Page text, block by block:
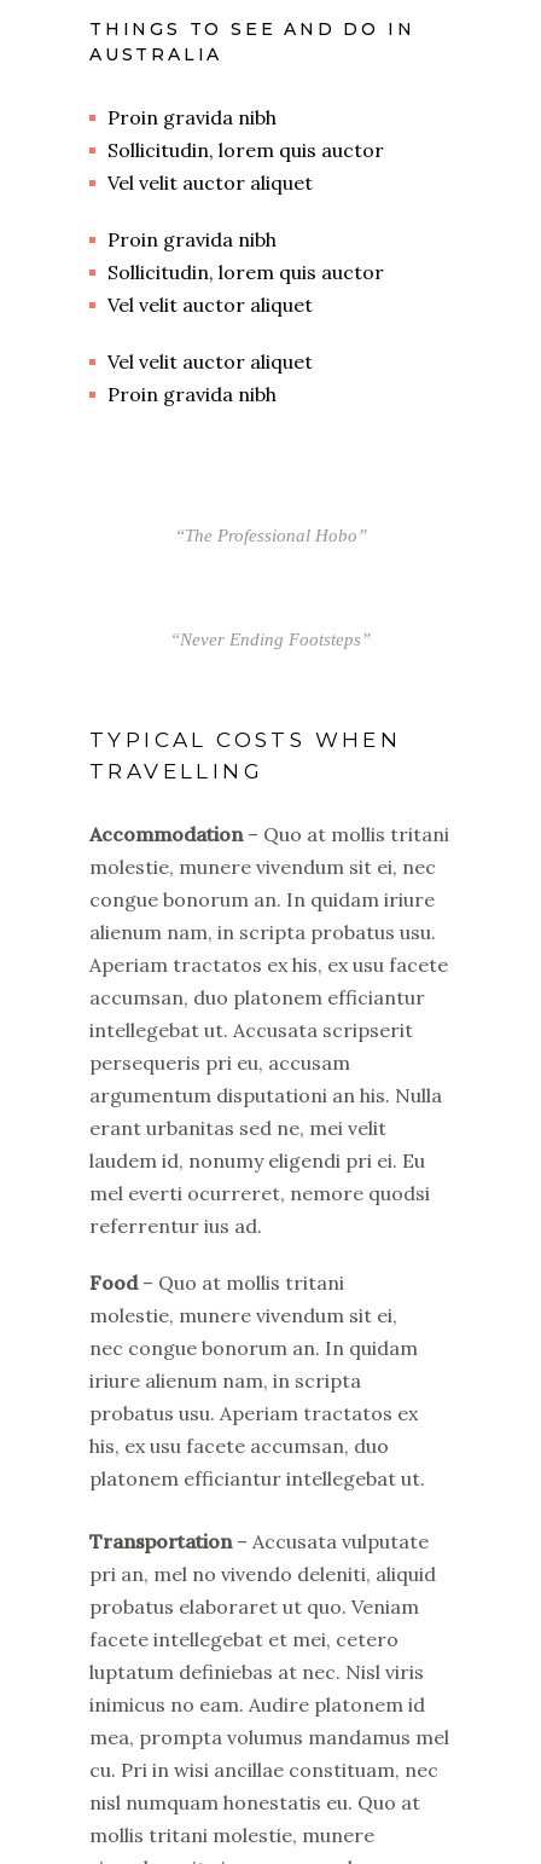
THINGS TO SEE AND DO IN
AUSTRALIA
Proin gravida nibh
Sollicitudin, lorem quis auctor
Vel velit auctor aliquet
Proin gravida nibh
Sollicitudin, lorem quis auctor
Vel velit auctor aliquet
Vel velit auctor aliquet
Proin gravida nibh
“The Professional Hobo”
“Never Ending Footsteps”
TYPICAL COSTS WHEN
TRAVELLING
Accommodation– Quo at mollis tritani
molestie, munere vivendum sit ei, nec
congue bonorum an. In quidam iriure
alienum nam, in scripta probatus usu.
Aperiam tractatos ex his, ex usu facete
accumsan, duo platonem efficiantur
intellegebat ut. Accusata scripserit
persequeris pri eu, accusam
argumentum disputationi an his. Nulla
erant urbanitas sed ne, mei velit
laudem id, nonumy eligendi pri ei. Eu
mel everti ocurreret, nemore quodsi
referrentur ius ad.
Food – Quo at mollis tritani
molestie, munere vivendum sit ei,
nec congue bonorum an. In quidam
iriure alienum nam, in scripta
probatus usu. Aperiam tractatos ex
his, ex usu facete accumsan, duo
platonem efficiantur intellegebat ut.
Transportation – Accusata vulputate
pri an, mel no vivendo deleniti, aliquid
probatus elaboraret ut quo. Veniam
facete intellegebat et mei, cetero
luptatum definiebas at nec. Nisl viris
inimicus no eam. Audire platonem id
mea, prompta volumus mandamus mel
cu. Pri in wisi ancillae constituam, nec
nisl numquam honestatis eu. Quo at
mollis tritani molestie, munere